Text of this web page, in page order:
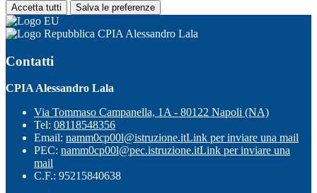
Accetta tutti Salva le preferenze
CPIA Alessandro Lala
Contatti
CPIA Alessandro Lala
Via Tommaso Campanella, 1A - 80122 Napoli (NA)
Tel: 08118548356
Email: namm0cp00l@istruzione.itLink per inviare una mail
PEC: namm0cp00l@pec.istruzione.itLink per inviare una
mail
C.F.: 95215840638